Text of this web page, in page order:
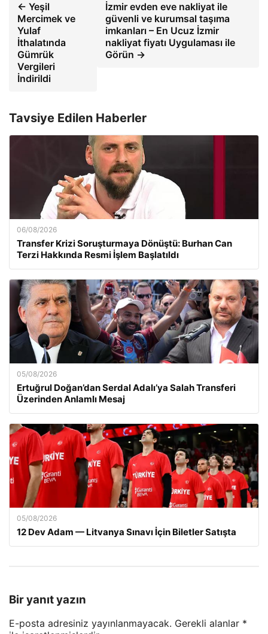
← Yeşil
Mercimek ve
Yulaf
İthalatında
Gümrük
Vergileri
İndirildi
İzmir evden eve nakliyat ile
güvenli ve kurumsal taşıma
imkanları – En Ucuz İzmir
nakliyat fiyatı Uygulaması ile
Görün →
Tavsiye Edilen Haberler
06/08/2026
Transfer Krizi Soruşturmaya Dönüştü: Burhan Can
Terzi Hakkında Resmi İşlem Başlatıldı
05/08/2026
Ertuğrul Doğan’dan Serdal Adalı’ya Salah Transferi
Üzerinden Anlamlı Mesaj
05/08/2026
12 Dev Adam — Litvanya Sınavı İçin Biletler Satışta
Bir yanıt yazın
E-posta adresiniz yayınlanmayacak. Gerekli alanlar *